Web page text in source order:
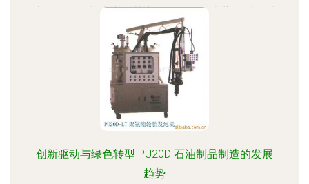
产品的研发与生产。其产品线主要围绕柴油系列以
及相关石油制品，满足工业、交通和能源等多领域
的需求。以下为核心柴油产品列表与制造概况。
\n\n#### 产品一 工业级柴油（工业动力燃料）\n-
**特点** 高纯度、低杂质，专供发电机组、锅炉等
大型设备使用。\n- **应用行业** 制造业、建筑工
地、矿业和码头的动力来源。\n\n#### 产品二 车
用柴油（道路车辆专属）\
创新驱动与绿色转型 PU20D 石油制品制造的发展
趋势